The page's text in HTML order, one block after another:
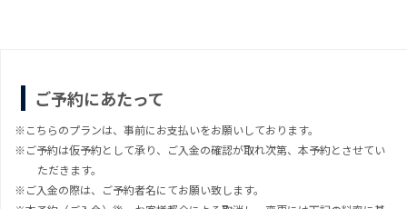
ご予約にあたって
こちらのプランは、事前にお支払いをお願いしております。
ご予約は仮予約として承り、ご入金の確認が取れ次第、本予約とさせてい
ただきます。
ご入金の際は、ご予約者名にてお願い致します。